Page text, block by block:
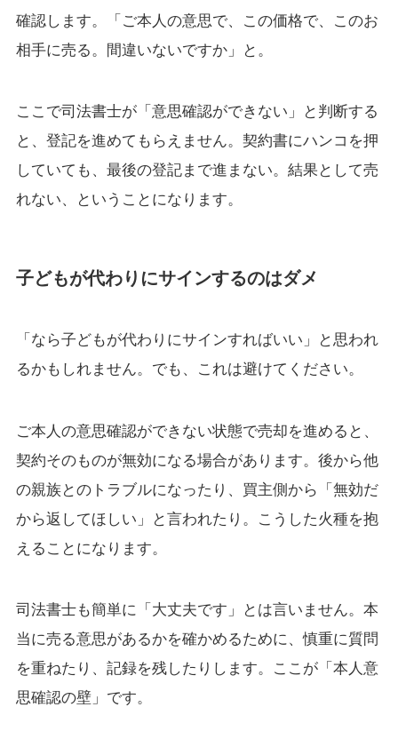
確認します。「ご本人の意思で、この価格で、このお
相手に売る。間違いないですか」と。
ここで司法書士が「意思確認ができない」と判断する
と、登記を進めてもらえません。契約書にハンコを押
していても、最後の登記まで進まない。結果として売
れない、ということになります。
子どもが代わりにサインするのはダメ
「なら子どもが代わりにサインすればいい」と思われ
るかもしれません。でも、これは避けてください。
ご本人の意思確認ができない状態で売却を進めると、
契約そのものが無効になる場合があります。後から他
の親族とのトラブルになったり、買主側から「無効だ
から返してほしい」と言われたり。こうした火種を抱
えることになります。
司法書士も簡単に「大丈夫です」とは言いません。本
当に売る意思があるかを確かめるために、慎重に質問
を重ねたり、記録を残したりします。ここが「本人意
思確認の壁」です。